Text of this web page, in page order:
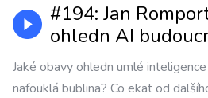
#194: Jan
ohledn AI
Jaké obavy ohledn umlé
nafouklá bublina? Co ekat od